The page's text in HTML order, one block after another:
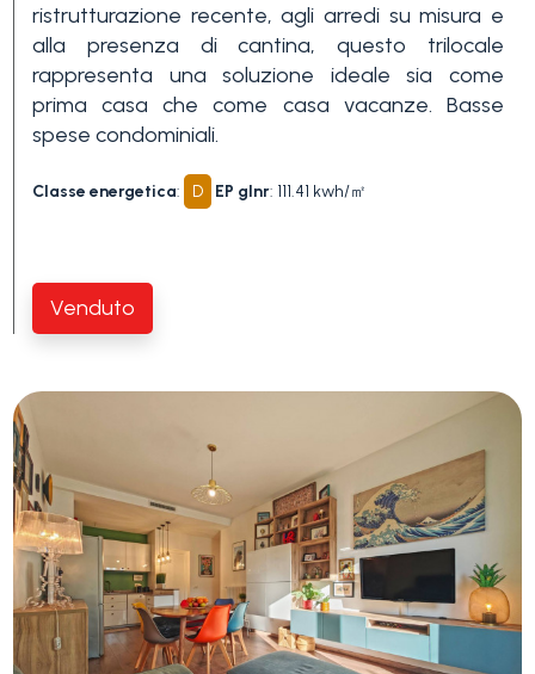
ristrutturazione recente, agli arredi su misura e
alla presenza di cantina, questo trilocale
rappresenta una soluzione ideale sia come
prima casa che come casa vacanze. Basse
spese condominiali.
Classe energetica: D EP glnr: 111.41 kwh/㎡
Venduto
Giardino
Balcone/Terrazzo
Ascensore